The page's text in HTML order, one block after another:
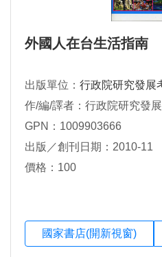
外國人在台生活指南
出版單位： 行政院研究發展
作/編/譯者：行政院研究發
GPN：1009903666
出版／創刊日期：2010-11
價格：100
國家書店(開新視窗)